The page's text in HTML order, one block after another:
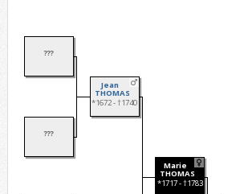
???
???
Jean
THOMAS
*1672 - †1740
Marie
THOMAS
*1717 - †1783